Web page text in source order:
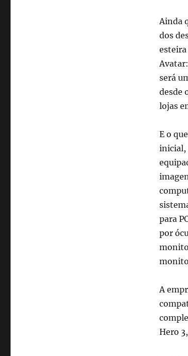
Ainda
dos
esteira
será
desde
lojas
E o
inicial,
para
por
A
Hero